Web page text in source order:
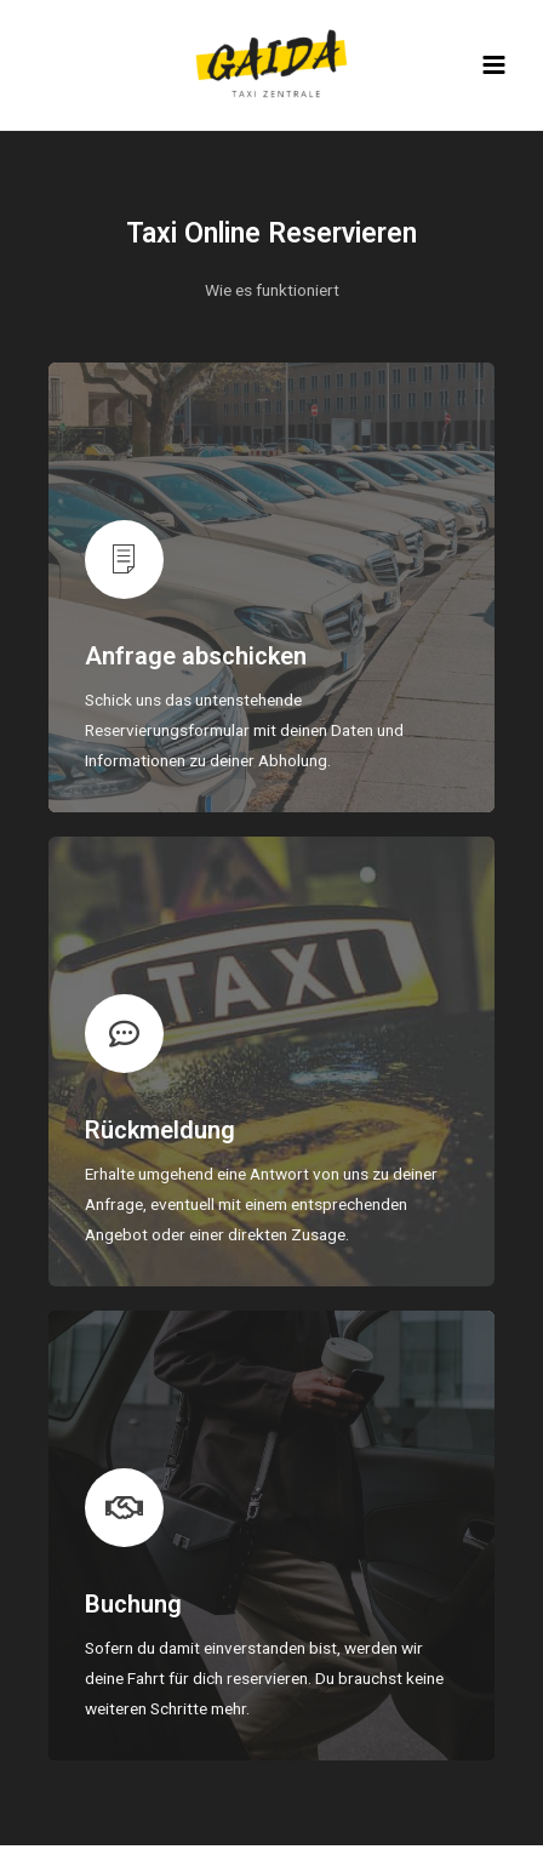
Taxi Online Reservieren
Wie es funktioniert
Anfrage abschicken
Schick uns das untenstehende
Reservierungsformular mit deinen Daten und
Informationen zu deiner Abholung.
Rückmeldung
Erhalte umgehend eine Antwort von uns zu deiner
Anfrage, eventuell mit einem entsprechenden
Angebot oder einer direkten Zusage.
Buchung
Sofern du damit einverstanden bist, werden wir
deine Fahrt für dich reservieren. Du brauchst keine
weiteren Schritte mehr.